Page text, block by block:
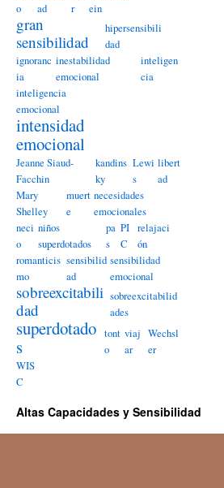
o
ad
r
ein
gran
sensibilidad
hipersensibili
dad
ignoranc
ia
inestabilidad
emocional
inteligen
cia
inteligencia
emocional
intensidad
emocional
Jeanne Siaud-
Facchin
kandins
ky
Lewi
s
libert
ad
Mary
Shelley
muert
e
necesidades
emocionales
neci
o
niños
superdotados
pa
s
PI
C
relajaci
ón
romanticis
mo
sensibilid
ad
sensibilidad
emocional
sobreexcitabili
dad
sobreexcitabilid
ades
superdotado
s
tont
o
viaj
ar
Wechsl
er
WIS
C
Altas Capacidades y Sensibilidad